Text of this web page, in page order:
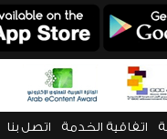
اتفاقية الخدمة اتصل بنا